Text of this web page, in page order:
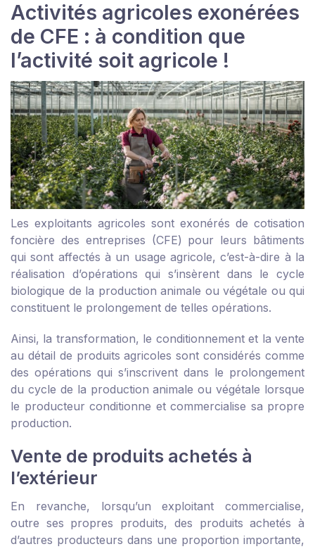
Activités agricoles exonérées
de CFE : à condition que
l’activité soit agricole !
Les exploitants agricoles sont exonérés de cotisation
foncière des entreprises (CFE) pour leurs bâtiments
qui sont affectés à un usage agricole, c’est-à-dire à la
réalisation d’opérations qui s’insèrent dans le cycle
biologique de la production animale ou végétale ou qui
constituent le prolongement de telles opérations.
Ainsi, la transformation, le conditionnement et la vente
au détail de produits agricoles sont considérés comme
des opérations qui s’inscrivent dans le prolongement
du cycle de la production animale ou végétale lorsque
le producteur conditionne et commercialise sa propre
production.
Vente de produits achetés à
l’extérieur
En revanche, lorsqu’un exploitant commercialise,
outre ses propres produits, des produits achetés à
d’autres producteurs dans une proportion importante,